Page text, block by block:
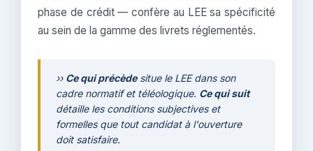
phase de crédit — confère au LEE sa spécificité
au sein de la gamme des livrets réglementés.
›› Ce qui précèdesitue le LEE dans son
cadre normatif et téléologique. Ce qui suit
détaille les conditions subjectives et
formelles que tout candidat à l'ouverture
doit satisfaire.